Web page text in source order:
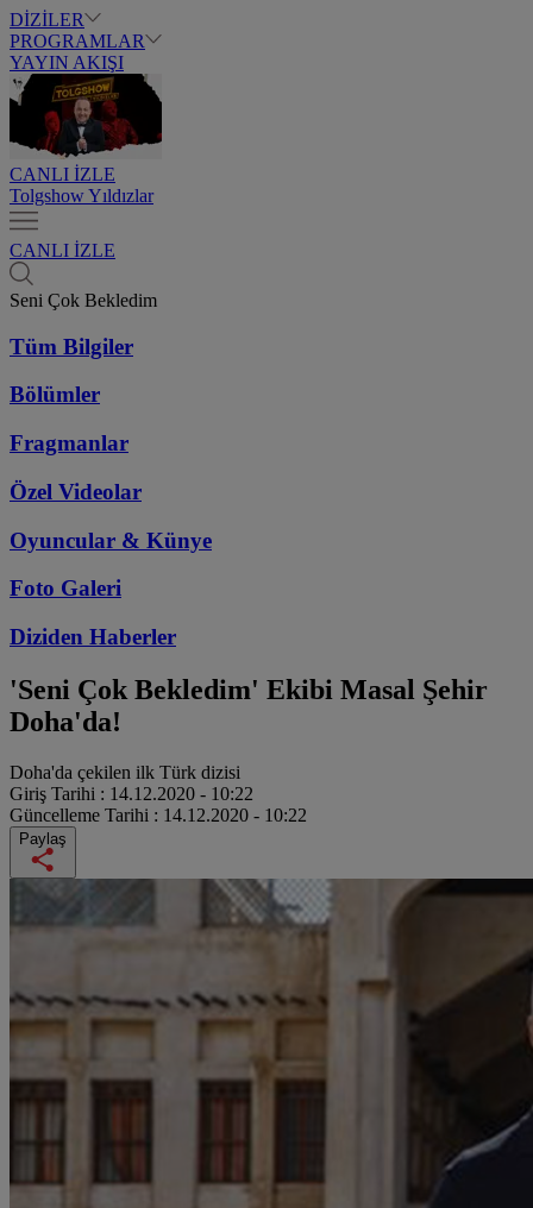
DİZİLER
PROGRAMLAR
YAYIN AKIŞI
CANLI İZLE
Tolgshow Yıldızlar
CANLI İZLE
Seni Çok Bekledim
Tüm Bilgiler
Bölümler
Fragmanlar
Özel Videolar
Oyuncular & Künye
Foto Galeri
Diziden Haberler
'Seni Çok Bekledim' Ekibi Masal Şehir
Doha'da!
Doha'da çekilen ilk Türk dizisi
Giriş Tarihi : 14.12.2020 - 10:22
Güncelleme Tarihi : 14.12.2020 - 10:22
Paylaş